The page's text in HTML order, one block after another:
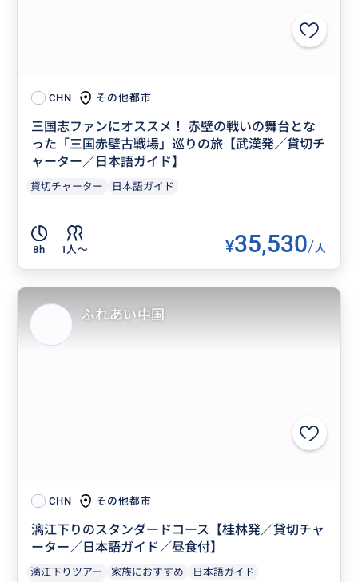
CHN その他都市
三国志ファンにオススメ！ 赤壁の戦いの舞台とな
った「三国赤壁古戦場」巡りの旅【武漢発／貸切チ
ャーター／日本語ガイド】
貸切チャーター 日本語ガイド
8h 1人〜 ¥35,530/人
CHN その他都市
漓江下りのスタンダードコース【桂林発／貸切チャ
ーター／日本語ガイド／昼食付】
漓江下りツアー 家族におすすめ
日本語ガイド
ふれあい中国